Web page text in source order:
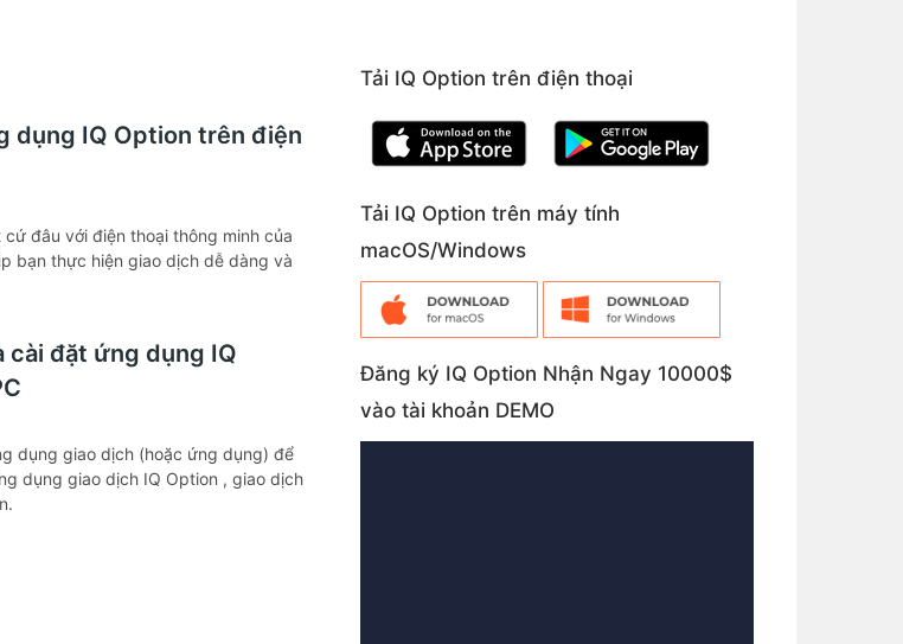
dụng IQ Option trên điện
đâu với điện thoại thông minh của
bạn thực hiện giao dịch dễ dàng và
cài đặt ứng dụng IQ
dụng giao dịch (hoặc ứng dụng) để
dụng giao dịch IQ Option , giao dịch
Tải IQ Option trên điện thoại
Tải IQ Option trên máy tính
macOS/Windows
Đăng ký IQ Option Nhận Ngay 10000$
vào tài khoản DEMO